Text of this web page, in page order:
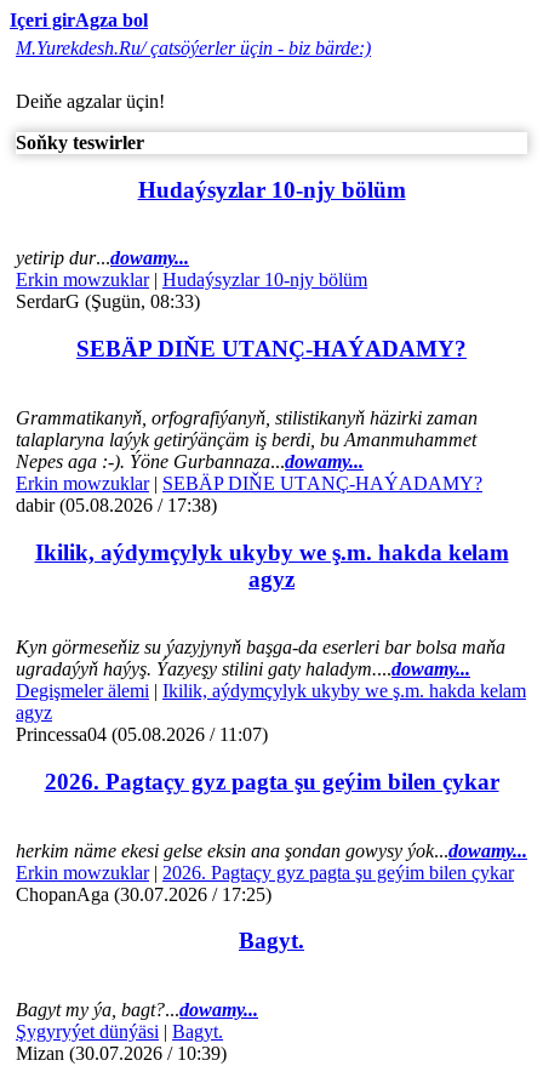
Içeri girAgza bol
M.Yurekdesh.Ru/ çatsöýerler üçin - biz bärde:)
Deiňe agzalar üçin!
Soňky teswirler
Hudaýsyzlar 10-njy bölüm
yetirip dur...dowamy...
Erkin mowzuklar| Hudaýsyzlar 10-njy bölüm
SerdarG (Şugün, 08:33)
SEBÄP DIŇE UTАNÇ-HАÝADАMY?
Grammatikanyň, orfografiýanyň, stilistikanyň häzirki zaman
talaplaryna laýyk getirýänçäm iş berdi, bu Amanmuhammet
Nepes aga :-). Ýöne Gurbannaza...dowamy...
Erkin mowzuklar| SEBÄP DIŇE UTАNÇ-HАÝADАMY?
dabir (05.08.2026 / 17:38)
Ikilik, aýdymçylyk ukyby we ş.m. hakda kelam
agyz
Kyn görmeseňiz su ýazyjynyň başga-da eserleri bar bolsa maňa
ugradaýyň haýyş. Ýazyeşy stilini gaty haladym....dowamy...
Degişmeler älemi | Ikilik, aýdymçylyk ukyby we ş.m. hakda kelam
agyz
Princessa04 (05.08.2026 / 11:07)
2026. Pagtaçy gyz pagta şu geýim bilen çykar
herkim näme ekesi gelse eksin ana şondan gowysy ýok...dowamy...
Erkin mowzuklar| 2026. Pagtaçy gyz pagta şu geýim bilen çykar
ChopanAga (30.07.2026 / 17:25)
Bagyt.
Bagyt my ýa, bagt?...dowamy...
Şygyryýet dünýäsi | Bagyt.
Mizan (30.07.2026 / 10:39)